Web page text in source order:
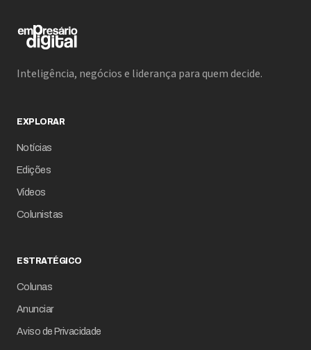
Inteligência, negócios e liderança para quem decide.
EXPLORAR
Notícias
Edições
Vídeos
Colunistas
ESTRATÉGICO
Colunas
Anunciar
Aviso de Privacidade